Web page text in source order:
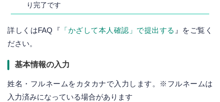
り完了です
詳しくはFAQ『 「かざして本人確認」で提出する 』をご覧く
ださい。
基本情報の入力
姓名・フルネームをカタカナで入力します。※フルネームは
入力済みになっている場合があります